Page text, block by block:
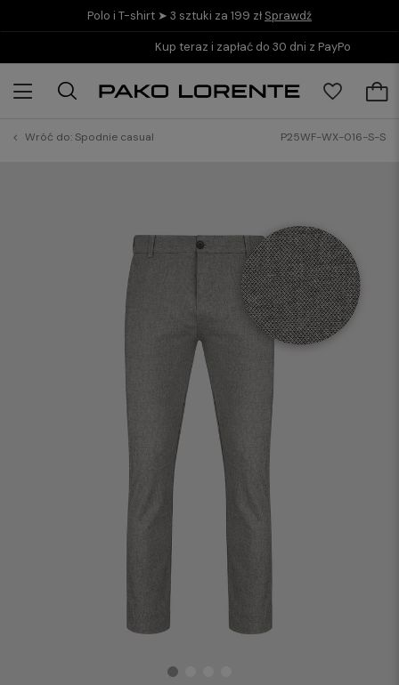
Polo i T-shirt ➤ 3 sztuki za 199 zł Sprawdź
Kup teraz i zapłać do 30 dni z PayPo
Wróć do:Spodnie casual P25WF-WX-016-S-S